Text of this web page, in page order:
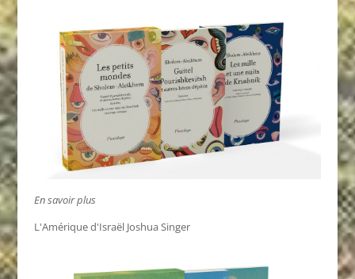
En savoir plus
L'Amérique d'Israël Joshua Singer